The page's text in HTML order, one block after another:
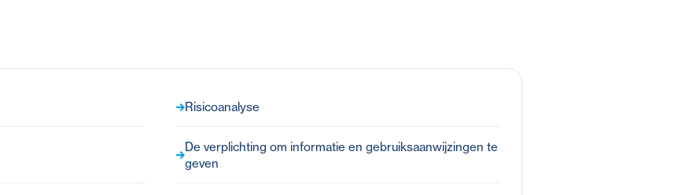
Risicoanalyse
De verplichting om informatie en gebruiksaanwijzingen te
geven